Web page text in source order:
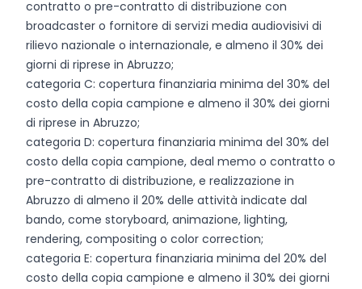
contratto o pre-contratto di distribuzione con
broadcaster o fornitore di servizi media audiovisivi di
rilievo nazionale o internazionale, e almeno il 30% dei
giorni di riprese in Abruzzo;
categoria C: copertura finanziaria minima del 30% del
costo della copia campione e almeno il 30% dei giorni
di riprese in Abruzzo;
categoria D: copertura finanziaria minima del 30% del
costo della copia campione, deal memo o contratto o
pre-contratto di distribuzione, e realizzazione in
Abruzzo di almeno il 20% delle attività indicate dal
bando, come storyboard, animazione, lighting,
rendering, compositing o color correction;
categoria E: copertura finanziaria minima del 20% del
costo della copia campione e almeno il 30% dei giorni